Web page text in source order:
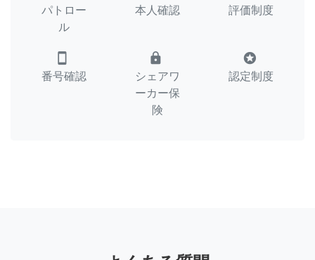
パトロー
ル
本人確認 評価制度
smartphone
番号確認
lock
シェアワ
ーカー保
険
stars
認定制度